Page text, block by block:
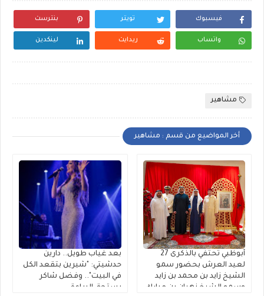
فيسبوك تويتر بنترست
واتساب ريدايت لينكدين
مشاهير
أخر المواضيع من قسم : مشاهير
أبوظبي تحتفي بالذكرى 27
لعيد العرش بحضور سمو
الشيخ زايد بن محمد بن زايد
وسمو الشيخ نهيان بن مبارك
بعد غياب طويل.. دارين
حدشيتي: "شيرين بتقعد الكل
في البيت".. وفضل شاكر
يستحق البراءة